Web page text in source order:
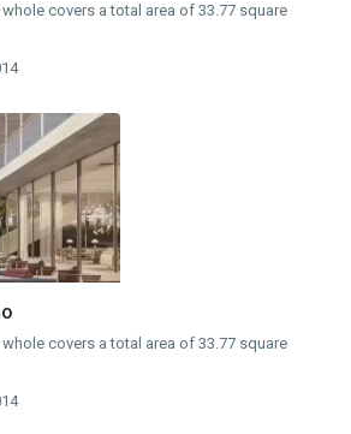
covers a total area of 33.77 square
covers a total area of 33.77 square